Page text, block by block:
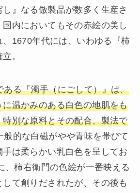
』なる倣製品が数多く生産さ
内においてもその赤絵の美し
、1670年代には、いわゆる『柿
。
ある『濁手（にごして）』は、
温かみのある白色の地肌をも
別な原料とその配合、製法で
般的な白磁がやや青味を帯びて
は柔らかい乳白色を呈してお
、柿右衛門の色絵が一番映える
て創りだされたが、その後も